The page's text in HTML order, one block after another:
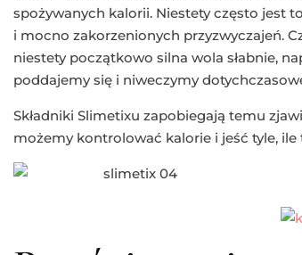
spożywanych kalorii. Niestety często jest
i mocno zakorzenionych przyzwyczajeń.
niestety początkowo silna wola słabnie,
poddajemy się i niweczymy
Składniki Slimetixu zapobiegają temu
możemy kontrolować kalorie i jeść tyle,